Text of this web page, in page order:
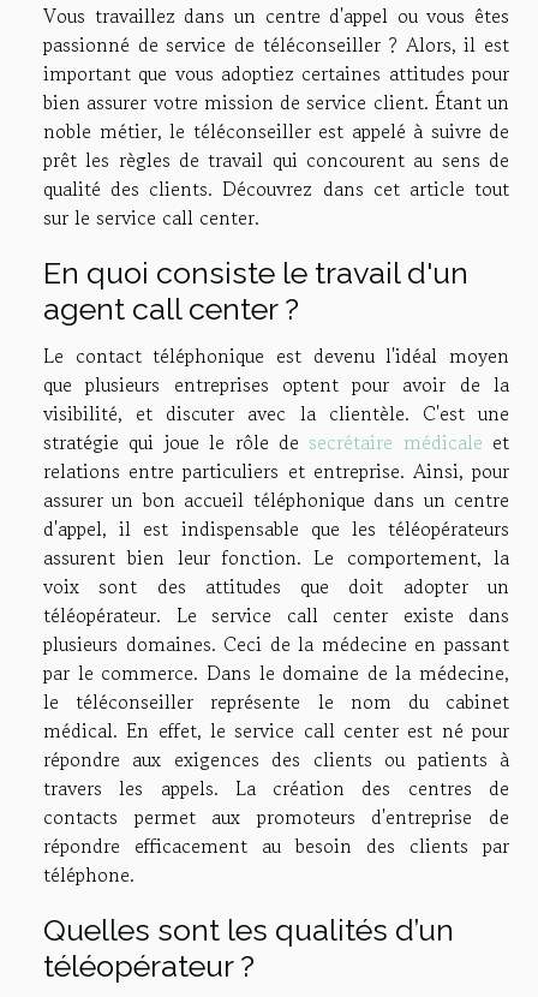
Vous travaillez dans un centre d'appel ou vous êtes
passionné de service de téléconseiller ? Alors, il est
important que vous adoptiez certaines attitudes pour
bien assurer votre mission de service client. Étant un
noble métier, le téléconseiller est appelé à suivre de
prêt les règles de travail qui concourent au sens de
qualité des clients. Découvrez dans cet article tout
sur le service call center.
En quoi consiste le travail d'un
agent call center ?
Le contact téléphonique est devenu l'idéal moyen
que plusieurs entreprises optent pour avoir de la
visibilité, et discuter avec la clientèle. C'est une
stratégie qui joue le rôle desecrétaire médicale et
relations entre particuliers et entreprise. Ainsi, pour
assurer un bon accueil téléphonique dans un centre
d'appel, il est indispensable que les téléopérateurs
assurent bien leur fonction. Le comportement, la
voix sont des attitudes que doit adopter un
téléopérateur. Le service call center existe dans
plusieurs domaines. Ceci de la médecine en passant
par le commerce. Dans le domaine de la médecine,
le téléconseiller représente le nom du cabinet
médical. En effet, le service call center est né pour
répondre aux exigences des clients ou patients à
travers les appels. La création des centres de
contacts permet aux promoteurs d'entreprise de
répondre efficacement au besoin des clients par
téléphone.
Quelles sont les qualités d’un
téléopérateur ?